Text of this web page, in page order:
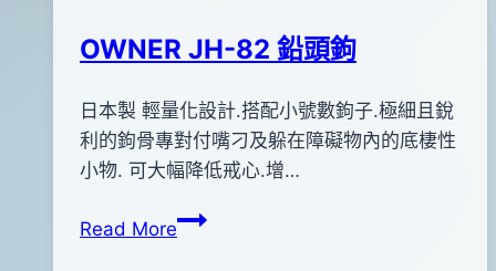
OWNER JH-82 鉛頭鉤
Bybc
pro-
shop
2013
年
06
28
日本製 輕量化設計.搭配小號數鉤子.極細且銳
利的鉤骨專對付嘴刁及躲在障礙物內的底棲性
小物. 可大幅降低戒心.增…
Read MoreOWNER